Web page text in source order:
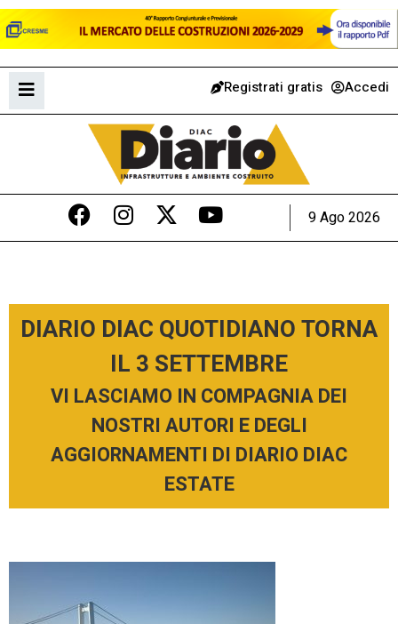
Registrati gratis Accedi
9 Ago 2026
DIARIO DIAC QUOTIDIANO TORNA
IL 3 SETTEMBRE
VI LASCIAMO IN COMPAGNIA DEI
NOSTRI AUTORI E DEGLI
AGGIORNAMENTI DI DIARIO DIAC
ESTATE